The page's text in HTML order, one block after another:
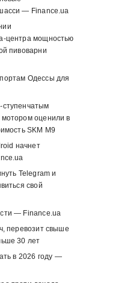
— Finance.ua
центра мощностью
пивоварни
Одессы для
оценили в
SKM M9
начнет
Telegram и
свой
— Finance.ua
перевозит свыше
30 лет
в 2026 году —